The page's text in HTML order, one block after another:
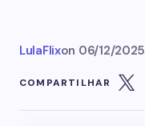
LulaFlixon 06/12/2025
COMPARTILHAR